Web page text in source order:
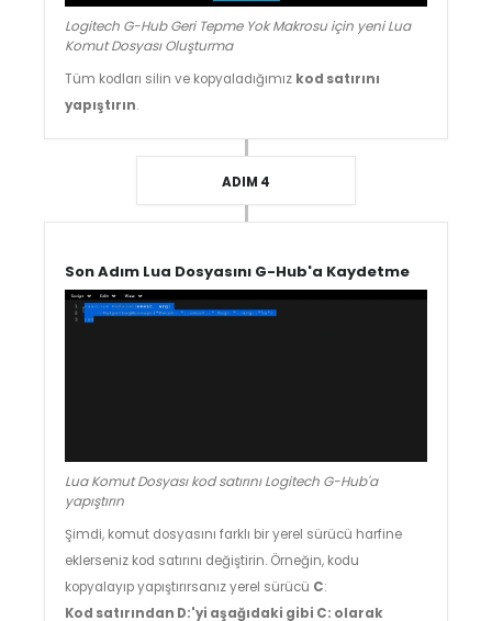
Logitech G-Hub Geri Tepme Yok Makrosu için yeni Lua
Komut Dosyası Oluşturma
Tüm kodları silin ve kopyaladığımız kod satırını
yapıştırın.
ADIM 4
Son Adım Lua Dosyasını G-Hub'a Kaydetme
Lua Komut Dosyası kod satırını Logitech G-Hub'a
yapıştırın
Şimdi, komut dosyasını farklı bir yerel sürücü harfine
eklerseniz kod satırını değiştirin. Örneğin, kodu
kopyalayıp yapıştırırsanız yerel sürücü C:
Kod satırından D:'yi aşağıdaki gibi C: olarak